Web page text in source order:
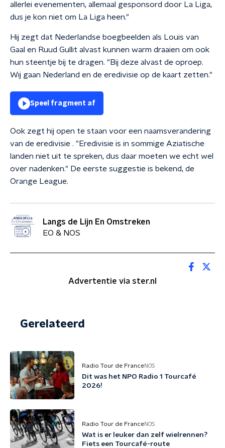
allerlei evenementen, allemaal gesponsord door La Liga,
dus je kon niet om La Liga heen."
Hij zegt dat Nederlandse boegbeelden als Louis van
Gaal en Ruud Gullit alvast kunnen warm draaien om ook
hun steentje bij te dragen. "Bij deze alvast de oproep.
Wij gaan Nederland en de eredivisie op de kaart zetten."
Speel fragment af
Ook zegt hij open te staan voor een naamsverandering
van de eredivisie . "Eredivisie is in sommige Aziatische
landen niet uit te spreken, dus daar moeten we echt wel
over nadenken." De eerste suggestie is bekend, de
Orange League.
Langs de Lijn En Omstreken
EO & NOS
Advertentie via ster.nl
Gerelateerd
Radio Tour de FranceNOS
Dit was het NPO Radio 1 Tourcafé
2026!
Radio Tour de FranceNOS
Wat is er leuker dan zelf wielrennen?
Fiets een Tourcafé-route